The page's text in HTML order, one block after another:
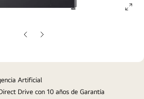
Diapositiva
Siguiente
Artificial
Drive con 10 años de Garantía